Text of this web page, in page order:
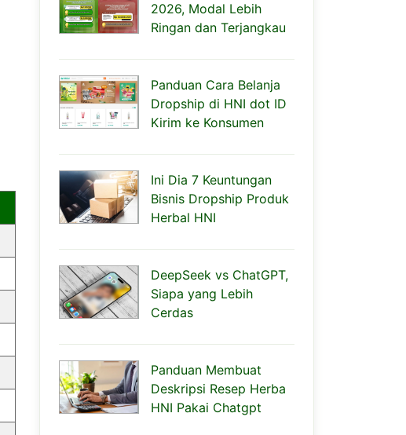
2026, Modal Lebih
Ringan dan Terjangkau
Panduan Cara Belanja
Dropship di HNI dot ID
Kirim ke Konsumen
Ini Dia 7 Keuntungan
Bisnis Dropship Produk
Herbal HNI
DeepSeek vs ChatGPT,
Siapa yang Lebih
Cerdas
Panduan Membuat
Deskripsi Resep Herba
HNI Pakai Chatgpt